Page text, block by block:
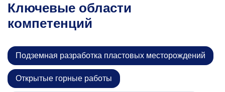
Ключевые области
компетенций
Подземная разработка пластовых месторождений
Открытые горные работы